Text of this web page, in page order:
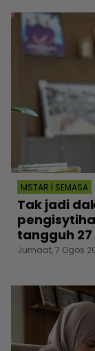
MSTAR | SEMASA
Tak jadi
tangguh 27
Jumaat, 7 Ogos